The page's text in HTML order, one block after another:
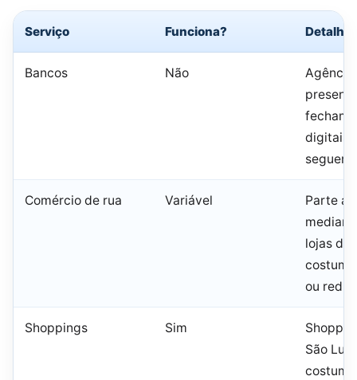
Serviço Funciona? Detalhe
Bancos Não
fecham;
digitais
seguem
Comércio de rua Variável
Parte
lojas da
ou
Shoppings Sim
São